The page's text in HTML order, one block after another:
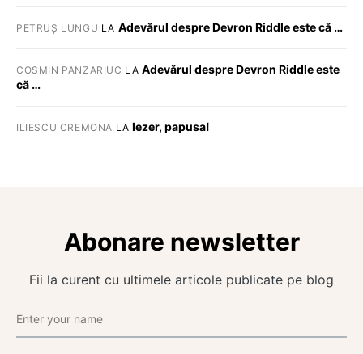
PETRUȘ LUNGU LA Adevărul despre Devron Riddle este că …
COSMIN PANZARIUC LA Adevărul despre Devron Riddle este
că …
ILIESCU CREMONA LA Iezer, papusa!
Abonare newsletter
Fii la curent cu ultimele articole publicate pe blog